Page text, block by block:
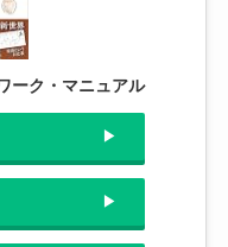
ーク・マニュアル